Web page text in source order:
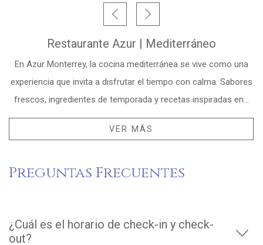
Restaurante Azur | Mediterráneo
En Azur Monterrey, la cocina mediterránea se vive como una
experiencia que invita a disfrutar el tiempo con calma. Sabores
frescos, ingredientes de temporada y recetas inspiradas en…
VER MÁS
Preguntas Frecuentes
¿Cuál es el horario de check-in y check-
out?